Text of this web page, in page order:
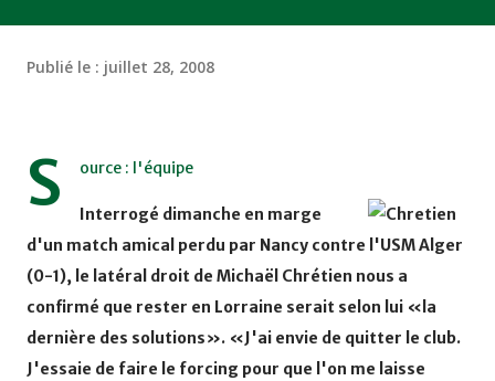
Publié le : juillet 28, 2008
S ource : l'équipe
Interrogé dimanche en marge
d'un match amical perdu par Nancy contre l'USM Alger
(0-1), le latéral droit de Michaël Chrétien nous a
confirmé que rester en Lorraine serait selon lui «la
dernière des solutions». «J'ai envie de quitter le club.
J'essaie de faire le forcing pour que l'on me laisse